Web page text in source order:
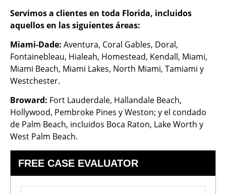
Servimos a clientes en toda Florida, incluidos
aquellos en las siguientes áreas:
Miami-Dade: Aventura, Coral Gables, Doral,
Fontainebleau, Hialeah, Homestead, Kendall, Miami,
Miami Beach, Miami Lakes, North Miami, Tamiami y
Westchester.
Broward: Fort Lauderdale, Hallandale Beach,
Hollywood, Pembroke Pines y Weston; y el condado
de Palm Beach, incluidos Boca Raton, Lake Worth y
West Palm Beach.
FREE CASE EVALUATOR